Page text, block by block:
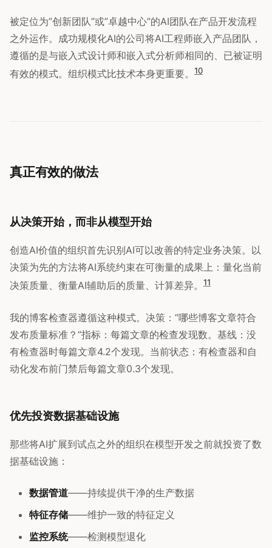
被定位为”创新团队”或”卓越中心”的AI团队在产品开发流程
之外运作。成功规模化AI的公司将AI工程师嵌入产品团队，
遵循的是与嵌入式设计师和嵌入式分析师相同的、已被证明
有效的模式。组织模式比技术本身更重要。
10
真正有效的做法
从决策开始，而非从模型开始
创造AI价值的组织首先识别AI可以改善的特定业务决策。以
决策为先的方法将AI系统约束在可衡量的成果上：量化当前
决策质量、衡量AI辅助后的质量、计算差异。
11
我的博客检查器遵循这种模式。决策：”哪些博客文章符合
发布质量标准？”指标：每篇文章的检查发现数。基线：没
有检查器时每篇文章4.2个发现。当前状态：有检查器和自
动化发布前门禁后每篇文章0.3个发现。
优先投资数据基础设施
那些将AI扩展到试点之外的组织在模型开发之前就投资了数
据基础设施：
数据管道——持续提供干净的生产数据
特征存储——维护一致的特征定义
监控系统——检测模型退化